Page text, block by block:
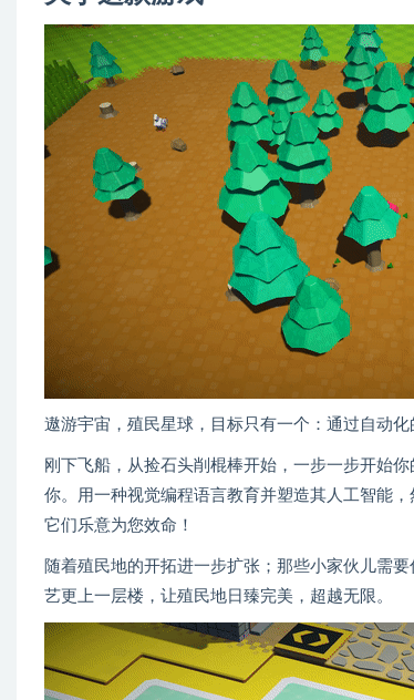
遨游宇宙，殖民星球，目标只有一个：通过自动化
刚下飞船，从捡石头削棍棒开始，一步一步开始
你。用一种视觉编程语言教育并塑造其人工智能
它们乐意为您效命！
随着殖民地的开拓进一步扩张；那些小家伙儿需
艺更上一层楼，让殖民地日臻完美，超越无限。